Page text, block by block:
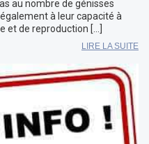
au nombre de génisses
à leur capacité à
et de reproduction […]
LIRE LA SUITE